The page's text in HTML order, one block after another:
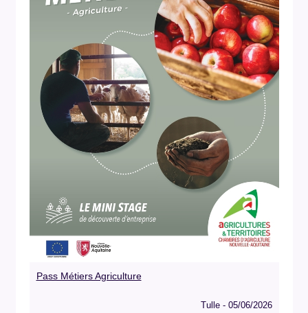
Pass Métiers Agriculture
Tulle - 05/06/2026